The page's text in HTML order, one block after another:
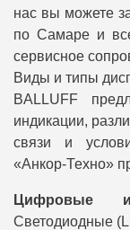
нас вы можете
по Самаре и
сервисное
Виды и типы
BALLUFF
индикации,
связи и
«Анкор-Техно»
Цифровые
Светодиодные